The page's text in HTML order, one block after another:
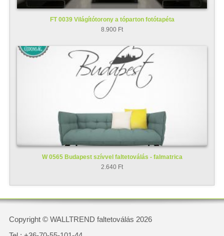
FT 0039 Világítótorony a tóparton fotótapéta
8.900 Ft
W 0565 Budapest szívvel faltetoválás - falmatrica
2.640 Ft
Copyright © WALLTREND faltetoválás 2026